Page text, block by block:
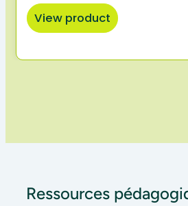
View product
Ressources